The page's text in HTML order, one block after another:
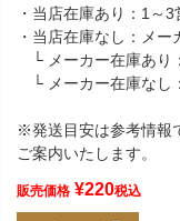
・当店在庫あり：1～3
・当店在庫なし：メー
└ メーカー在庫あり
└ メーカー在庫なし
※発送目安は参考情報
ご案内いたします。
販売価格 ¥220税込